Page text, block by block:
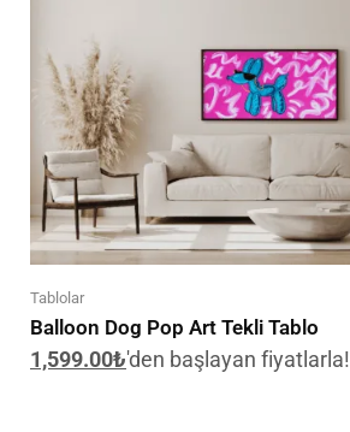
Tablolar
Balloon Dog Pop Art Tekli Tablo
1,599.00₺'den başlayan fiyatlarla!